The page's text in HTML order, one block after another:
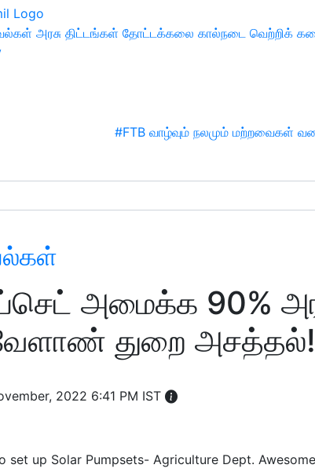
அரசு திட்டங்கள் தோட்டக்கலை கால்நடை வெற்றிக்
#FTB வாழ்வும் நலமும் மற்றவைகள்
அமைக்க 90%
துறை அசத்தல்!
2022 6:41 PM IST